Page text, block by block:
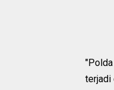
terjadi